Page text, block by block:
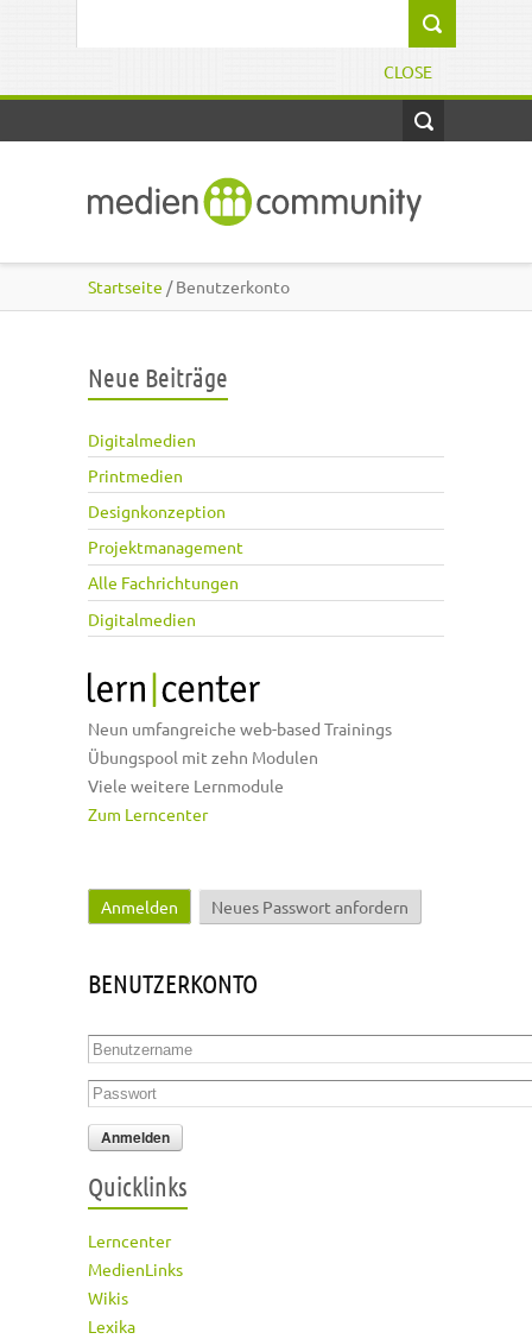
CLOSE
Startseite / Benutzerkonto
Neue Beiträge
Digitalmedien
Printmedien
Designkonzeption
Projektmanagement
Alle Fachrichtungen
Digitalmedien
Neun umfangreiche web-based Trainings
Übungspool mit zehn Modulen
Viele weitere Lernmodule
Zum Lerncenter
Haupt-Reiter
Anmelden (aktiver Reiter)
Neues Passwort anfordern
BENUTZERKONTO
Benutzername
Passwort
Quicklinks
Lerncenter
MedienLinks
Wikis
Lexika